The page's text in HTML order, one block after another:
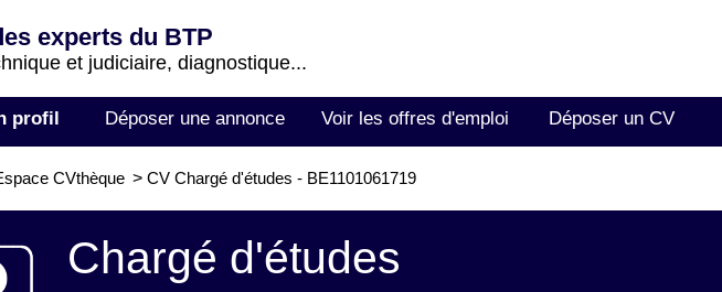
experts du BTP
et judiciaire, diagnostique...
profil Déposer une annonce Voir les offres d'emploi Déposer un CV
CVthèque > CV Chargé d'études - BE1101061719
Chargé d'études